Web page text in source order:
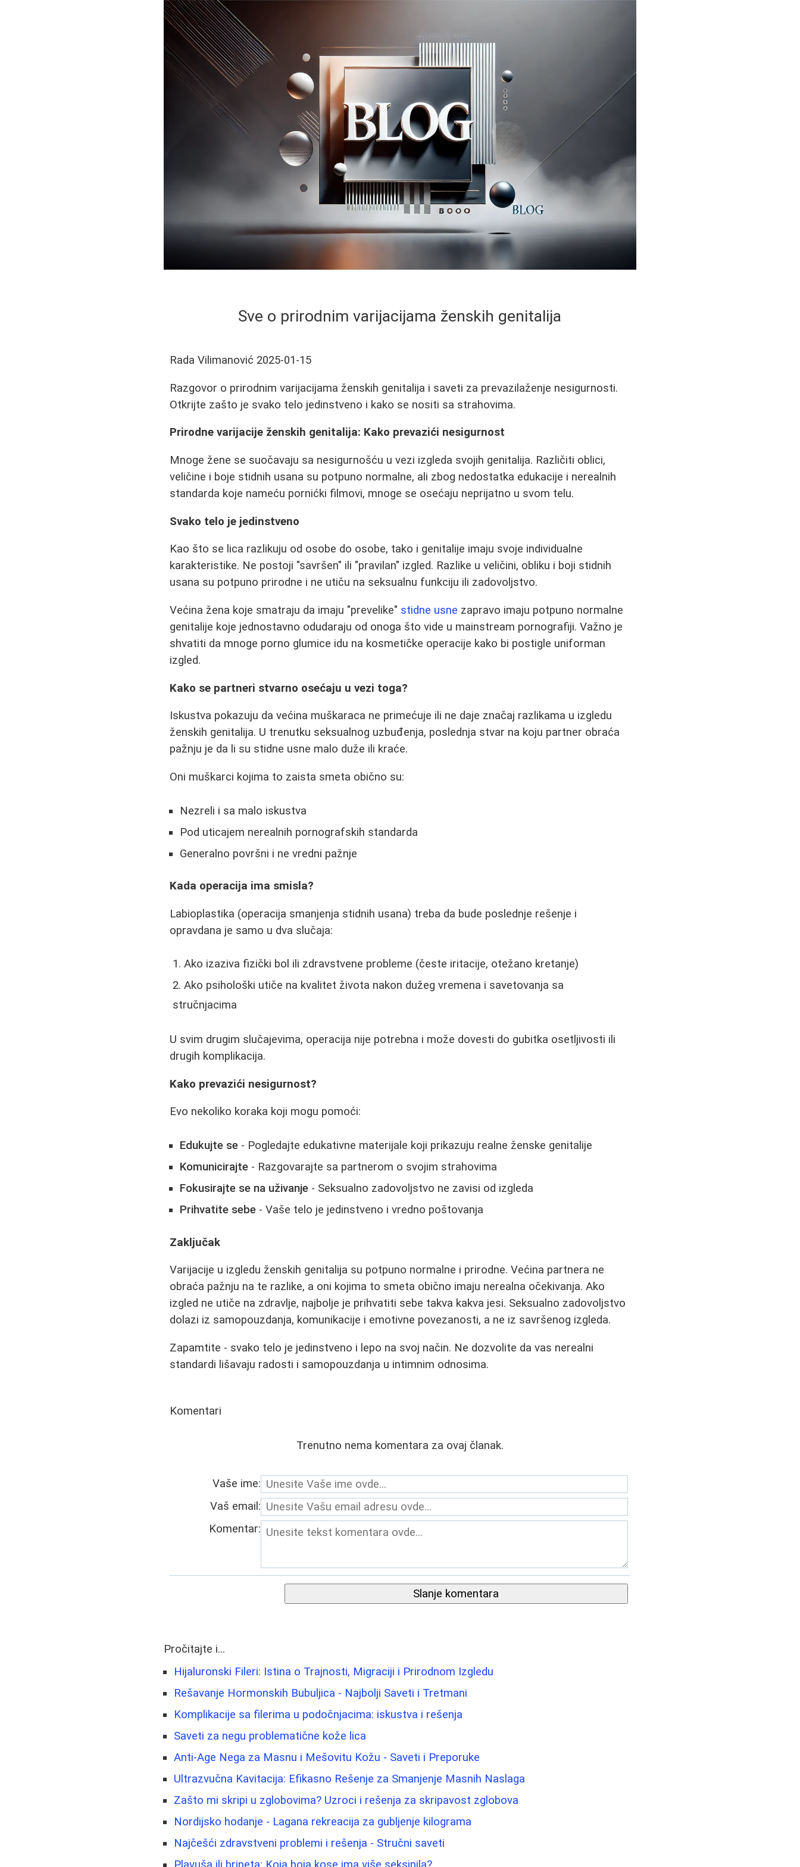
Sve o prirodnim varijacijama ženskih genitalija
Rada Vilimanović 2025-01-15
Razgovor o prirodnim varijacijama ženskih genitalija i saveti za prevazilaženje nesigurnosti.
Otkrijte zašto je svako telo jedinstveno i kako se nositi sa strahovima.
Prirodne varijacije ženskih genitalija: Kako prevazići nesigurnost
Mnoge žene se suočavaju sa nesigurnošću u vezi izgleda svojih genitalija. Različiti oblici,
veličine i boje stidnih usana su potpuno normalne, ali zbog nedostatka edukacije i nerealnih
standarda koje nameću pornićki filmovi, mnoge se osećaju neprijatno u svom telu.
Svako telo je jedinstveno
Kao što se lica razlikuju od osobe do osobe, tako i genitalije imaju svoje individualne
karakteristike. Ne postoji "savršen" ili "pravilan" izgled. Razlike u veličini, obliku i boji stidnih
usana su potpuno prirodne i ne utiču na seksualnu funkciju ili zadovoljstvo.
Većina žena koje smatraju da imaju "prevelike" stidne usne zapravo imaju potpuno normalne
genitalije koje jednostavno odudaraju od onoga što vide u mainstream pornografiji. Važno je
shvatiti da mnoge porno glumice idu na kosmetičke operacije kako bi postigle uniforman
izgled.
Kako se partneri stvarno osećaju u vezi toga?
Iskustva pokazuju da većina muškaraca ne primećuje ili ne daje značaj razlikama u izgledu
ženskih genitalija. U trenutku seksualnog uzbuđenja, poslednja stvar na koju partner obraća
pažnju je da li su stidne usne malo duže ili kraće.
Oni muškarci kojima to zaista smeta obično su:
Nezreli i sa malo iskustva
Pod uticajem nerealnih pornografskih standarda
Generalno površni i ne vredni pažnje
Kada operacija ima smisla?
Labioplastika (operacija smanjenja stidnih usana) treba da bude poslednje rešenje i
opravdana je samo u dva slučaja:
Ako izaziva fizički bol ili zdravstvene probleme (česte iritacije, otežano kretanje)
Ako psihološki utiče na kvalitet života nakon dužeg vremena i savetovanja sa
stručnjacima
U svim drugim slučajevima, operacija nije potrebna i može dovesti do gubitka osetljivosti ili
drugih komplikacija.
Kako prevazići nesigurnost?
Evo nekoliko koraka koji mogu pomoći:
Edukujte se - Pogledajte edukativne materijale koji prikazuju realne ženske genitalije
Komunicirajte - Razgovarajte sa partnerom o svojim strahovima
Fokusirajte se na uživanje - Seksualno zadovoljstvo ne zavisi od izgleda
Prihvatite sebe - Vaše telo je jedinstveno i vredno poštovanja
Zaključak
Varijacije u izgledu ženskih genitalija su potpuno normalne i prirodne. Većina partnera ne
obraća pažnju na te razlike, a oni kojima to smeta obično imaju nerealna očekivanja. Ako
izgled ne utiče na zdravlje, najbolje je prihvatiti sebe takva kakva jesi. Seksualno zadovoljstvo
dolazi iz samopouzdanja, komunikacije i emotivne povezanosti, a ne iz savršenog izgleda.
Zapamtite - svako telo je jedinstveno i lepo na svoj način. Ne dozvolite da vas nerealni
standardi lišavaju radosti i samopouzdanja u intimnim odnosima.
Komentari
Trenutno nema komentara za ovaj članak.
Vaše ime:
Vaš email:
Komentar:
Slanje komentara
Pročitajte i...
Hijaluronski Fileri: Istina o Trajnosti, Migraciji i Prirodnom Izgledu
Rešavanje Hormonskih Bubuljica - Najbolji Saveti i Tretmani
Komplikacije sa filerima u podočnjacima: iskustva i rešenja
Saveti za negu problematične kože lica
Anti-Age Nega za Masnu i Mešovitu Kožu - Saveti i Preporuke
Ultrazvučna Kavitacija: Efikasno Rešenje za Smanjenje Masnih Naslaga
Zašto mi skripi u zglobovima? Uzroci i rešenja za skripavost zglobova
Nordijsko hodanje - Lagana rekreacija za gubljenje kilograma
Najčešći zdravstveni problemi i rešenja - Stručni saveti